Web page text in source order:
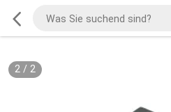
2/ 2